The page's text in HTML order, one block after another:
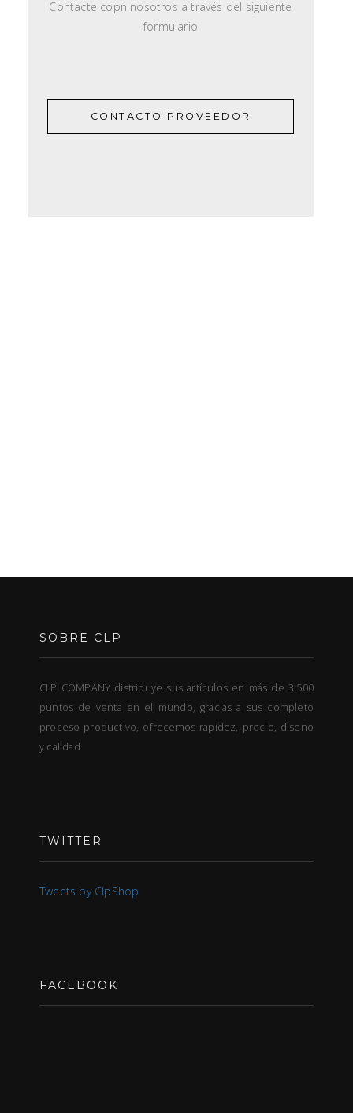
Contacte copn nosotros a través del siguiente
formulario
CONTACTO PROVEEDOR
SOBRE CLP
CLP COMPANY distribuye sus artículos en más de 3.500
puntos de venta en el mundo, gracias a sus completo
proceso productivo, ofrecemos rapidez, precio, diseño
y calidad.
TWITTER
Tweets by ClpShop
FACEBOOK